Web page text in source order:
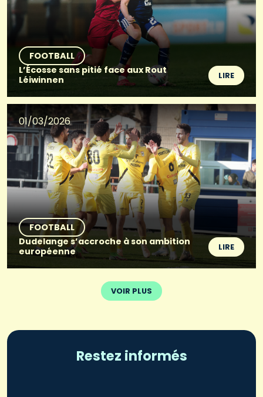
FOOTBALL
L’Écosse sans pitié face aux Rout
Léiwinnen
LIRE
01/03/2026
FOOTBALL
Dudelange s’accroche à son ambition
européenne
LIRE
VOIR PLUS
Restez informés